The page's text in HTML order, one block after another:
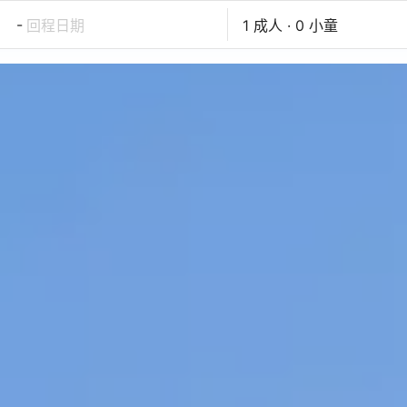
- 回程日期 1 成人 · 0 小童